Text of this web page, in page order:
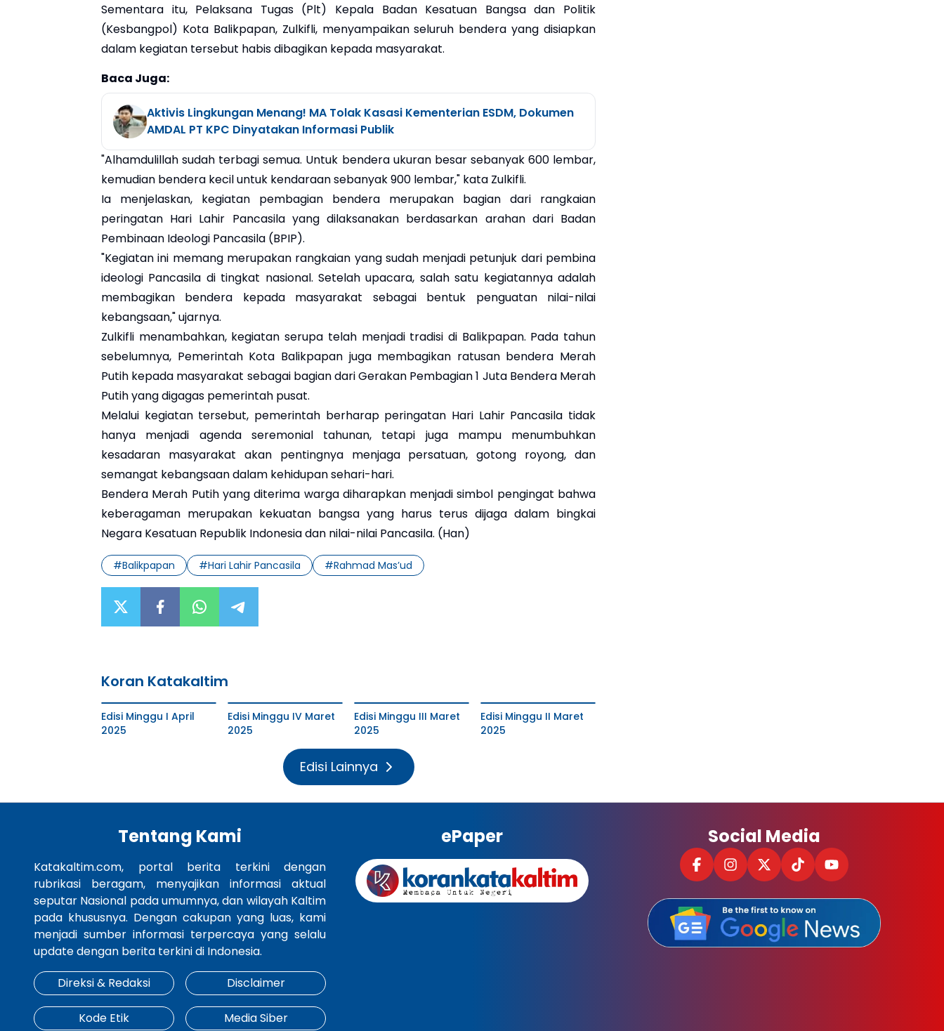
Sementara itu, Pelaksana Tugas (Plt) Kepala Badan Kesatuan Bangsa dan Politik
(Kesbangpol) Kota Balikpapan, Zulkifli, menyampaikan seluruh bendera yang disiapkan
dalam kegiatan tersebut habis dibagikan kepada masyarakat.
Baca Juga:
Aktivis Lingkungan Menang! MA Tolak Kasasi Kementerian ESDM, Dokumen
AMDAL PT KPC Dinyatakan Informasi Publik
"Alhamdulillah sudah terbagi semua. Untuk bendera ukuran besar sebanyak 600 lembar,
kemudian bendera kecil untuk kendaraan sebanyak 900 lembar," kata Zulkifli.
Ia menjelaskan, kegiatan pembagian bendera merupakan bagian dari rangkaian
peringatan Hari Lahir Pancasila yang dilaksanakan berdasarkan arahan dari Badan
Pembinaan Ideologi Pancasila (BPIP).
"Kegiatan ini memang merupakan rangkaian yang sudah menjadi petunjuk dari pembina
ideologi Pancasila di tingkat nasional. Setelah upacara, salah satu kegiatannya adalah
membagikan bendera kepada masyarakat sebagai bentuk penguatan nilai-nilai
kebangsaan," ujarnya.
Zulkifli menambahkan, kegiatan serupa telah menjadi tradisi di Balikpapan. Pada tahun
sebelumnya, Pemerintah Kota Balikpapan juga membagikan ratusan bendera Merah
Putih kepada masyarakat sebagai bagian dari Gerakan Pembagian 1 Juta Bendera Merah
Putih yang digagas pemerintah pusat.
Melalui kegiatan tersebut, pemerintah berharap peringatan Hari Lahir Pancasila tidak
hanya menjadi agenda seremonial tahunan, tetapi juga mampu menumbuhkan
kesadaran masyarakat akan pentingnya menjaga persatuan, gotong royong, dan
semangat kebangsaan dalam kehidupan sehari-hari.
Bendera Merah Putih yang diterima warga diharapkan menjadi simbol pengingat bahwa
keberagaman merupakan kekuatan bangsa yang harus terus dijaga dalam bingkai
Negara Kesatuan Republik Indonesia dan nilai-nilai Pancasila. (Han)
#Balikpapan #Hari Lahir Pancasila #Rahmad Mas’ud
Koran Katakaltim
Edisi Minggu I April
2025
Edisi Minggu IV Maret
2025
Edisi Minggu III Maret
2025
Edisi Minggu II Maret
2025
Edisi Lainnya
Tentang Kami
Katakaltim.com, portal berita terkini dengan
rubrikasi beragam, menyajikan informasi aktual
seputar Nasional pada umumnya, dan wilayah Kaltim
pada khususnya. Dengan cakupan yang luas, kami
menjadi sumber informasi terpercaya yang selalu
update dengan berita terkini di Indonesia.
Direksi & Redaksi
Disclaimer
Kode Etik Media Siber
ePaper Social Media